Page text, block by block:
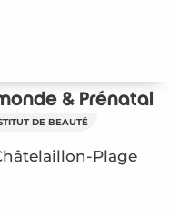
& Prénatal
DE BEAUTÉ
Plage